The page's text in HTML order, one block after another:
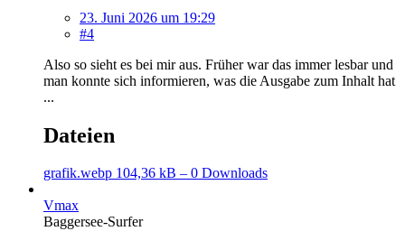
23. Juni 2026 um 19:29
#4
Also so sieht es bei mir aus. Früher war das immer lesbar und
man konnte sich informieren, was die Ausgabe zum Inhalt hat
...
Dateien
grafik.webp 104,36 kB – 0 Downloads
Vmax
Baggersee-Surfer